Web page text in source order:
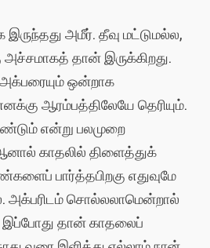
அமீர். தீவு மட்டுமல்ல,
தான் இருக்கிறது.
ஒன்றாக
ஆரம்பத்திலேயே தெரியும்.
என்று பலமுறை
காதலில் திளைத்துக்
பார்த்தபிறகு எதுவுமே
அக்பரிடம் சொல்லலாமென்றால்
தான் காதலைப்